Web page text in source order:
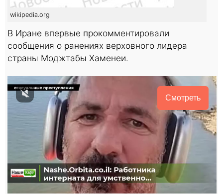
wikipedia.org
В Иране впервые прокомментировали
сообщения о ранениях верховного лидера
страны Моджтабы Хаменеи.
Смотреть